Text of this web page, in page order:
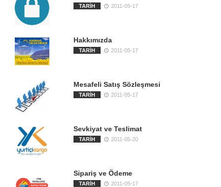
TARİH 2011-05-17
Hakkımızda
TARİH 2011-05-17
Mesafeli Satış Sözleşmesi
TARİH 2011-05-17
Sevkiyat ve Teslimat
TARİH 2011-05-20
Sipariş ve Ödeme
TARİH 2011-05-17